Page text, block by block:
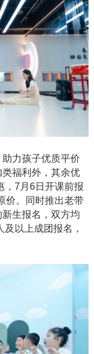
力孩子优质平价
福利外，其余优
，7月6日开课前报
价。同时推出老带
生报名，双方均
以上成团报名，